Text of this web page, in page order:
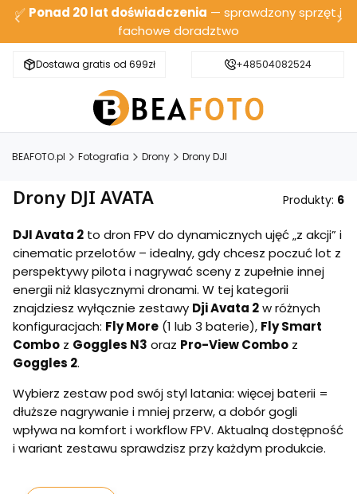
✅ Ponad 20 lat doświadczenia — sprawdzony sprzęt i
fachowe doradztwo
Dostawa gratis od 699zł Bezpieczna wysyłka
+48504082524
BEAFOTO.pl Fotografia Drony Drony DJI
Drony DJI AVATA Produkty: 6
DJI Avata 2 to dron FPV do dynamicznych ujęć „z akcji” i
cinematic przelotów – idealny, gdy chcesz poczuć lot z
perspektywy pilota i nagrywać sceny z zupełnie innej
energii niż klasycznymi dronami. W tej kategorii
znajdziesz wyłącznie zestawy Dji Avata 2w różnych
konfiguracjach: Fly More (1 lub 3 baterie), Fly Smart
Combo z Goggles N3 oraz Pro-View Combo z
Goggles 2.
Wybierz zestaw pod swój styl latania: więcej baterii =
dłuższe nagrywanie i mniej przerw, a dobór gogli
wpływa na komfort i workflow FPV. Aktualną dostępność
i wariant zestawu sprawdzisz przy każdym produkcie.